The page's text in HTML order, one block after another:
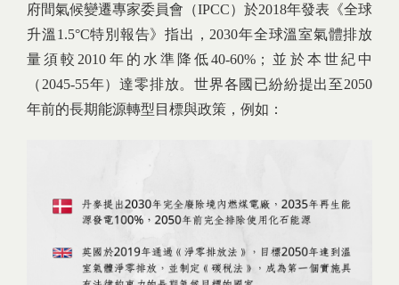
府間氣候變遷專家委員會（IPCC）於2018年發表《全球
升溫1.5°C特別報告》指出，2030年全球溫室氣體排放
量須較2010年的水準降低40-60%；並於本世紀中
（2045-55年）達零排放。世界各國已紛紛提出至2050
年前的長期能源轉型目標與政策，例如：